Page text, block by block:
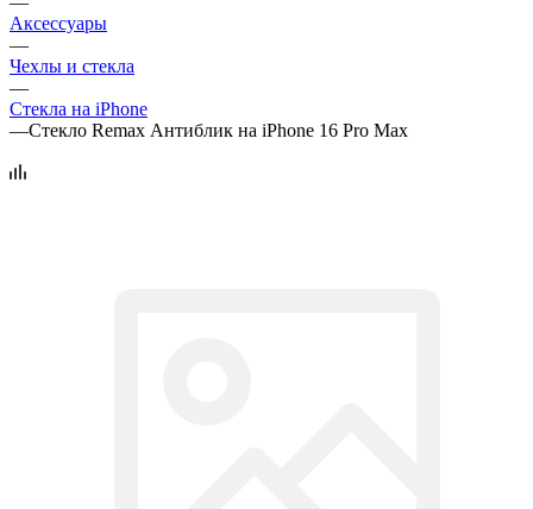
Аксессуары
—
Чехлы и стекла
—
Стекла на iPhone
—Стекло Remax Антиблик на iPhone 16 Pro Max